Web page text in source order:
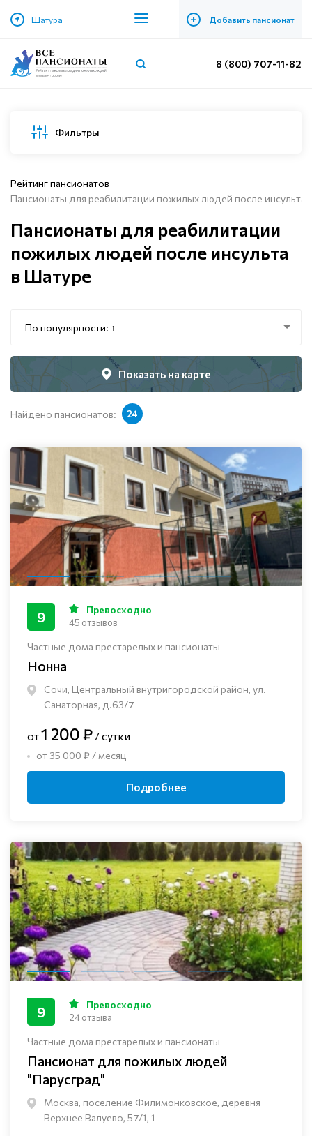
Шатура + Добавить пансионат
8 (800) 707-11-82
Фильтры
Рейтинг пансионатов
Пансионаты для реабилитации пожилых людей после инсульта
Пансионаты для реабилитации
пожилых людей после инсульта
в Шатуре
По популярности: ↑
Показать на карте
Найдено пансионатов: 24
Частные дома престарелых и пансионаты
Нонна
Сочи, Центральный внутригородской район, ул.
Санаторная, д.63/7
9 Превосходно
45 отзывов
от1 200 ₽ / сутки
от 35 000 ₽ / месяц
Подробнее
Частные дома престарелых и пансионаты
Пансионат для пожилых людей
"Парусград"
Москва, поселение Филимонковское, деревня
Верхнее Валуево, 57/1, 1
9 Превосходно
24 отзыва